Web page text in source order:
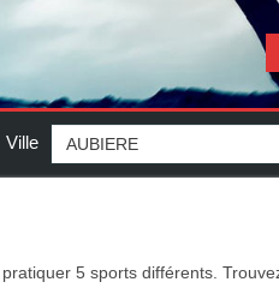
Ville
5 sports différents.